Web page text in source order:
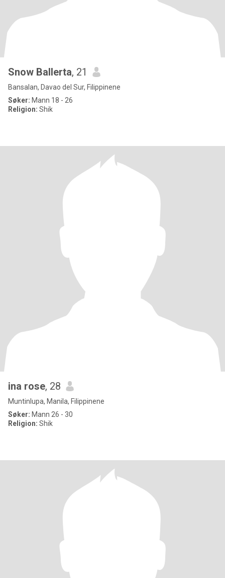
Snow Ballerta, 21
Bansalan, Davao del Sur, Filippinene
Søker: Mann 18 - 26
Religion: Shik
ina rose, 28
Muntinlupa, Manila, Filippinene
Søker: Mann 26 - 30
Religion: Shik